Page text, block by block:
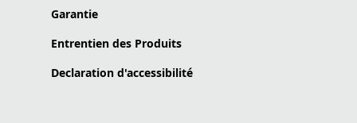
Garantie
Entrentien des Produits
Declaration d'accessibilité